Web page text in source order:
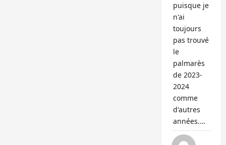
puisque je
n'ai
toujours
pas trouvé
le
palmarès
de 2023-
2024
comme
d'autres
années.…